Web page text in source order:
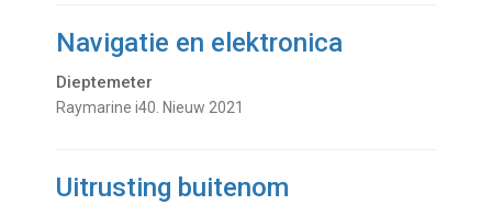
Navigatie en elektronica
Dieptemeter
Raymarine i40. Nieuw 2021
Uitrusting buitenom